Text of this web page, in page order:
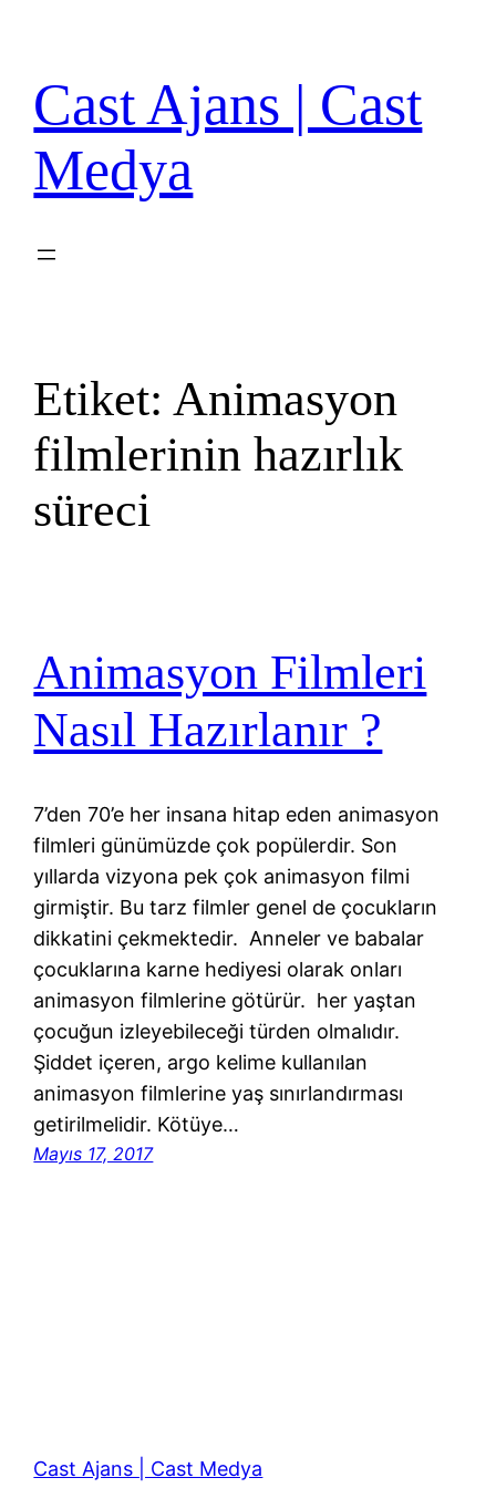
Cast Ajans | Cast
Medya
Etiket:Animasyon
filmlerinin hazırlık
süreci
Animasyon Filmleri
Nasıl Hazırlanır ?
7’den 70’e her insana hitap eden animasyon
filmleri günümüzde çok popülerdir. Son
yıllarda vizyona pek çok animasyon filmi
girmiştir. Bu tarz filmler genel de çocukların
dikkatini çekmektedir. Anneler ve babalar
çocuklarına karne hediyesi olarak onları
animasyon filmlerine götürür. her yaştan
çocuğun izleyebileceği türden olmalıdır.
Şiddet içeren, argo kelime kullanılan
animasyon filmlerine yaş sınırlandırması
getirilmelidir. Kötüye…
Mayıs 17, 2017
Cast Ajans | Cast Medya